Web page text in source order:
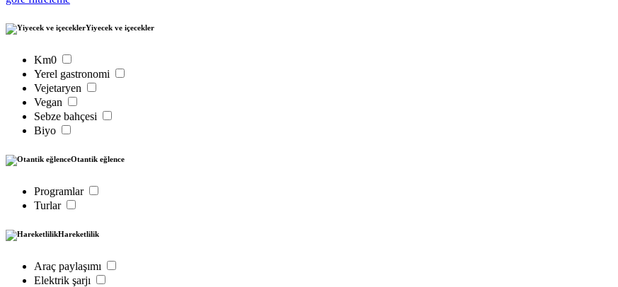
Yiyecek ve içecekler
Km0
Yerel gastronomi
Vejetaryen
Vegan
Sebze bahçesi
Biyo
Otantik eğlence
Programlar
Turlar
Hareketlilik
Araç paylaşımı
Elektrik şarjı